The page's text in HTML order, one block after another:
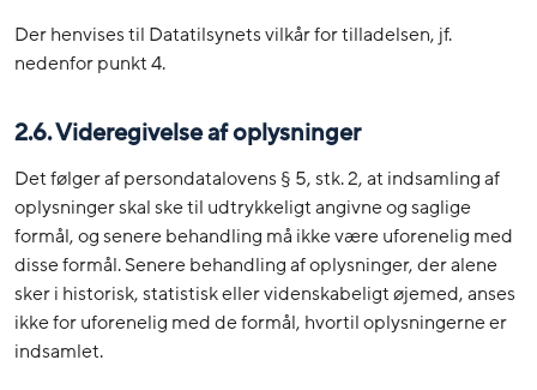
Der henvises til Datatilsynets vilkår for tilladelsen, jf.
nedenfor punkt 4.
2.6. Videregivelse af oplysninger
Det følger af persondatalovens § 5, stk. 2, at indsamling af
oplysninger skal ske til udtrykkeligt angivne og saglige
formål, og senere behandling må ikke være uforenelig med
disse formål. Senere behandling af oplysninger, der alene
sker i historisk, statistisk eller videnskabeligt øjemed, anses
ikke for uforenelig med de formål, hvortil oplysningerne er
indsamlet.